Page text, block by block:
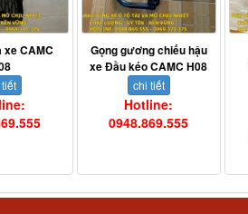
xe CAMC
Gọng gương chiếu hậu
xe Đầu kéo CAMC H08
chi tiết
Hotline:
0948.869.555